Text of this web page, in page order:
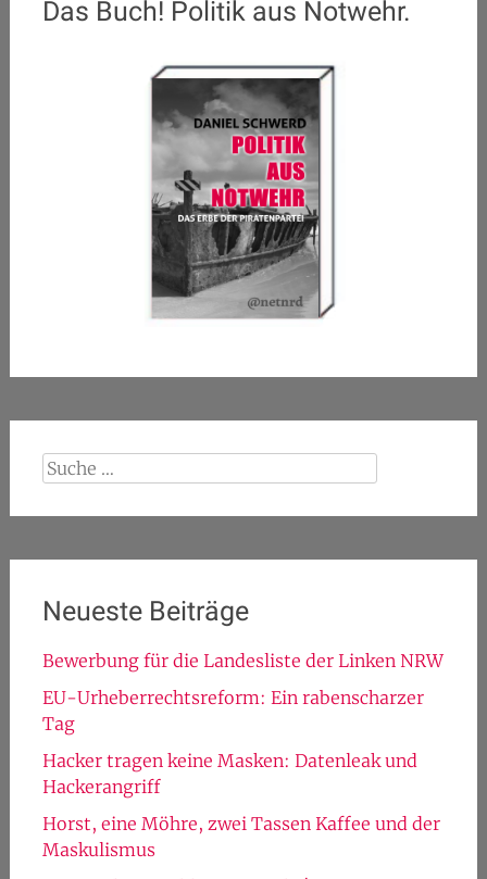
Das Buch! Politik aus Notwehr.
Suche
nach:
Neueste Beiträge
Bewerbung für die Landesliste der Linken NRW
EU-Urheberrechtsreform: Ein rabenscharzer
Tag
Hacker tragen keine Masken: Datenleak und
Hackerangriff
Horst, eine Möhre, zwei Tassen Kaffee und der
Maskulismus